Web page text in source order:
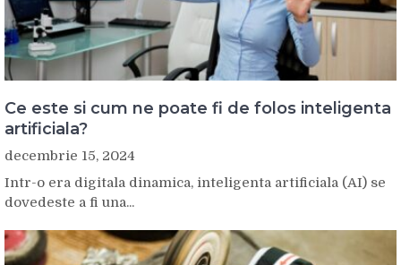
Ce este si cum ne poate fi de folos inteligenta
artificiala?
decembrie 15, 2024
Intr-o era digitala dinamica, inteligenta artificiala (AI) se
dovedeste a fi una...